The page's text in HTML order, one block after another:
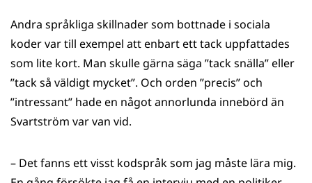
Andra språkliga skillnader som bottnade i sociala
koder var till exempel att enbart ett tack uppfattades
som lite kort. Man skulle gärna säga ”tack snälla” eller
”tack så väldigt mycket”. Och orden ”precis” och
”intressant” hade en något annorlunda innebörd än
Svartström var van vid.
– Det fanns ett visst kodspråk som jag måste lära mig.